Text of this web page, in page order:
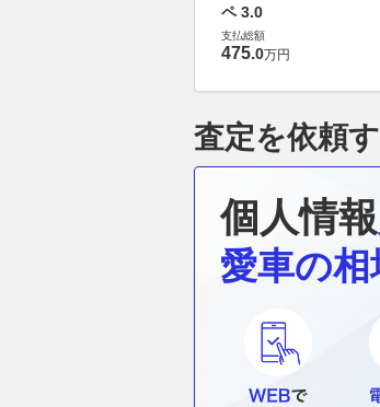
ペ 3.0
支払総額
475.0万円
査定を依頼
個人情報
愛車の相